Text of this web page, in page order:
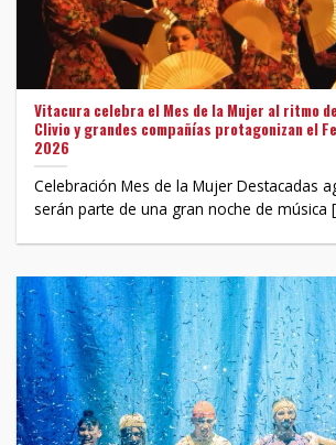
Vitacura celebra el Mes de la Mujer al ritmo
Clivio y grandes compañías protagonizan el
2026
Celebración Mes de la Mujer Destacadas
serán parte de una gran noche de música